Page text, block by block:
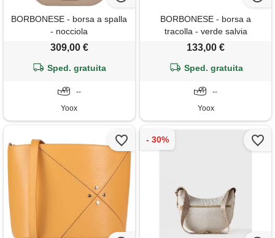
BORBONESE - borsa a spalla
- nocciola
309,00 €
Sped. gratuita
--
Yoox
BORBONESE - borsa a
tracolla - verde salvia
133,00 €
Sped. gratuita
--
Yoox